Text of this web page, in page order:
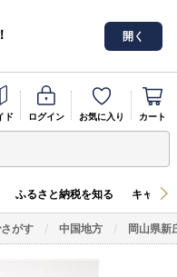
開く
ド ログイン お気に入り カート
ふるさと納税を知る キャン
がす 中国地方 岡山県新